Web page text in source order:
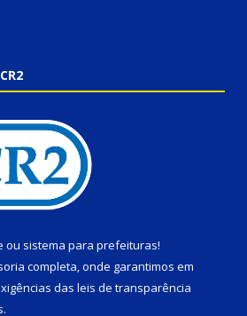
ou sistema para prefeituras!
completa, onde garantimos em
das leis de transparência